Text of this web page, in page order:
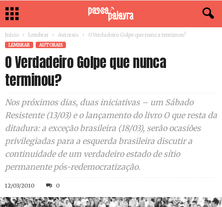
Início Lembrar Autorais O Verdadeiro Golpe que nunca terminou?
LEMBRAR AUTORAIS
O Verdadeiro Golpe que nunca
terminou?
Nos próximos dias, duas iniciativas – um Sábado
Resistente (13/03) e o lançamento do livro O que resta da
ditadura: a exceção brasileira (18/03), serão ocasiões
privilegiadas para a esquerda brasileira discutir a
continuidade de um verdadeiro estado de sítio
permanente pós-redemocratização.
12/03/2010 0